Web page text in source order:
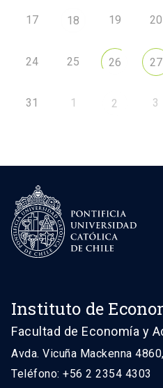
17 18 19 20
24 25 26 27
31 1 2 3
Instituto de
Facultad de Economía y
Avda. Vicuña Mackenna
Teléfono: +56 2 2354 4303